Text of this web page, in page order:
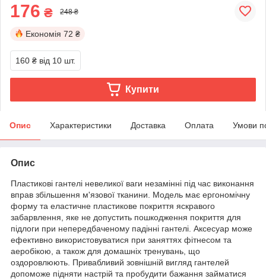
176 ₴ 248 ₴
Економія 72 ₴
160 ₴ від 10 шт.
Купити
Опис Характеристики Доставка Оплата Умови
Опис
Пластикові гантелі невеликої ваги незамінні під час виконання
вправ збільшення м'язової тканини. Модель має ергономічну
форму та еластичне пластикове покриття яскравого
забарвлення, яке не допустить пошкодження покриття для
підлоги при непередбаченому падінні гантелі. Аксесуар може
ефективно використовуватися при заняттях фітнесом та
аеробікою, а також для домашніх тренувань, що
оздоровлюють. Привабливий зовнішній вигляд гантелей
допоможе підняти настрій та пробудити бажання займатися